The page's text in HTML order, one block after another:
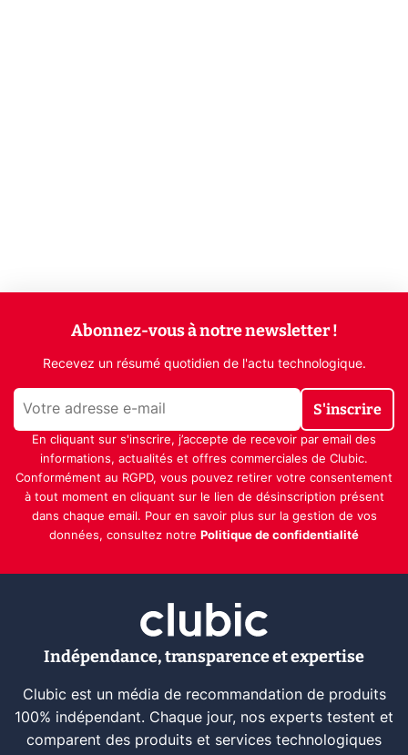
Abonnez-vous à notre newsletter !
Recevez un résumé quotidien de l'actu technologique.
S'inscrire
En cliquant sur s'inscrire, j’accepte de recevoir par email des
informations, actualités et offres commerciales de Clubic.
Conformément au RGPD, vous pouvez retirer votre consentement
à tout moment en cliquant sur le lien de désinscription présent
dans chaque email. Pour en savoir plus sur la gestion de vos
données, consultez notre Politique de confidentialité
Indépendance, transparence et expertise
Clubic est un média de recommandation de produits
100% indépendant. Chaque jour, nos experts testent et
comparent des produits et services technologiques